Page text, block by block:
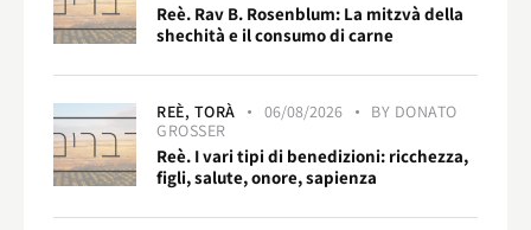
Reè. Rav B. Rosenblum: La mitzvà della
shechità e il consumo di carne
REÈ, TORÀ 06/08/2026 BY DONATO
GROSSER
Reè. I vari tipi di benedizioni: ricchezza,
figli, salute, onore, sapienza